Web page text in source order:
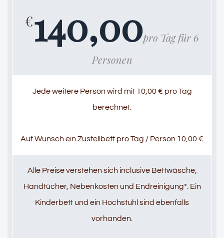
€140,00pro Tag für 6
Personen
Jede weitere Person wird mit 10,00 € pro Tag
berechnet.
Auf Wunsch ein Zustellbett pro Tag / Person 10,00 €
Alle Preise verstehen sich inclusive Bettwäsche,
Handtücher, Nebenkosten und Endreinigung*. Ein
Kinderbett und ein Hochstuhl sind ebenfalls
vorhanden.